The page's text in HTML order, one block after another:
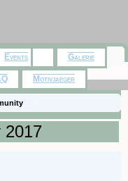
2017
Events Galerie
Motivjaeger